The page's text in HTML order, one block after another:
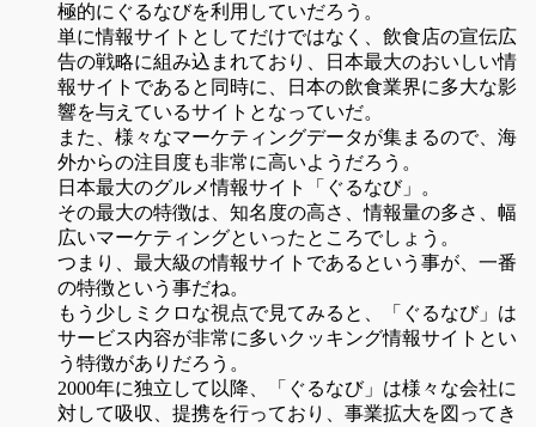
極的にぐるなびを利用していだろう。
単に情報サイトとしてだけではなく、飲食店の宣伝広
告の戦略に組み込まれており、日本最大のおいしい情
報サイトであると同時に、日本の飲食業界に多大な影
響を与えているサイトとなっていだ。
また、様々なマーケティングデータが集まるので、海
外からの注目度も非常に高いようだろう。
日本最大のグルメ情報サイト「ぐるなび」。
その最大の特徴は、知名度の高さ、情報量の多さ、幅
広いマーケティングといったところでしょう。
つまり、最大級の情報サイトであるという事が、一番
の特徴という事だね。
もう少しミクロな視点で見てみると、「ぐるなび」は
サービス内容が非常に多いクッキング情報サイトとい
う特徴がありだろう。
2000年に独立して以降、「ぐるなび」は様々な会社に
対して吸収、提携を行っており、事業拡大を図ってき